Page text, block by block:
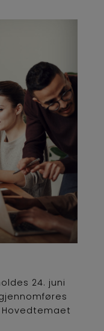
24. juni
Hovedtemaet